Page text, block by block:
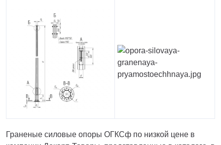
Граненые силовые опоры ОГКСф по низкой цене в